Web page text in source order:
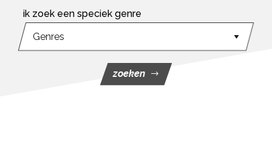
ik zoek een speciek genre
zoeken